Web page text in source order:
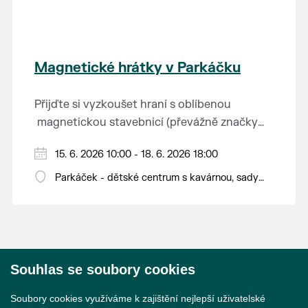
Magnetické hrátky v Parkáčku
Přijďte si vyzkoušet hraní s oblíbenou
magnetickou stavebnicí (převážně značky
Můžete vyzkoušet i super vychytávku spolu s
LED panelem nebo chytání magnetických
15. 6. 2026 10:00 - 18. 6. 2026 18:00
Parkáček - dětské centrum s kavárnou, sady
Souhlas se soubory cookies
Soubory cookies využíváme k zajištění nejlepší uživatelské